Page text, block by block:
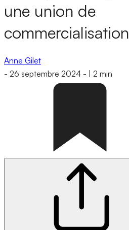
une union de
commercialisation
Anne Gilet
- 26 septembre 2024 - 2 min